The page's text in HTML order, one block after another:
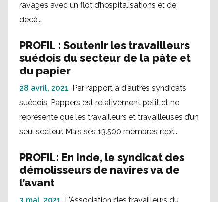
ravages avec un flot d’hospitalisations et de
décè...
PROFIL : Soutenir les travailleurs
suédois du secteur de la pâte et
du papier
28 avril, 2021 Par rapport à d'autres syndicats
suédois, Pappers est relativement petit et ne
représente que les travailleurs et travailleuses d’un
seul secteur. Mais ses 13.500 membres repr...
PROFIL: En Inde, le syndicat des
démolisseurs de navires va de
l’avant
3 mai, 2021 L'Association des travailleurs du